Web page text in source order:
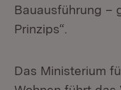
Bauausführung –
Prinzips“.
Das Ministerium